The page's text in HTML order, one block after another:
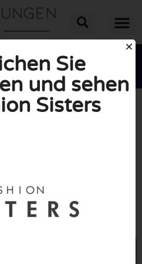

10/10
Sie
und sehen
Sisters